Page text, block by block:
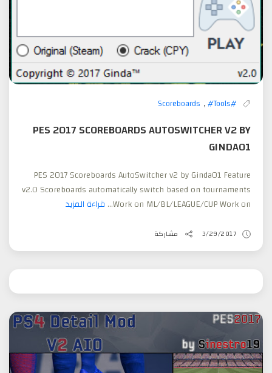
#Scoreboards
,#Tools
PES 2017 SCOREBOARDS AUTOSWITCHER V2 BY
GINDA01
PES 2017 Scoreboards AutoSwitcher v2 by Ginda01 Feature
v2.0 Scoreboards automatically switch based on tournaments
Work on ML/BL/LEAGUE/CUP Work on... قراءة المزيد
3/29/2017 مشاركة